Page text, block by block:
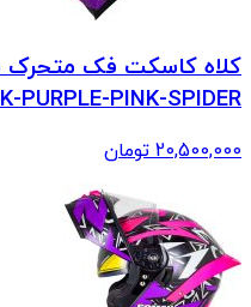
PURPLE-PINK-SPIDER
20,500,000 تومان